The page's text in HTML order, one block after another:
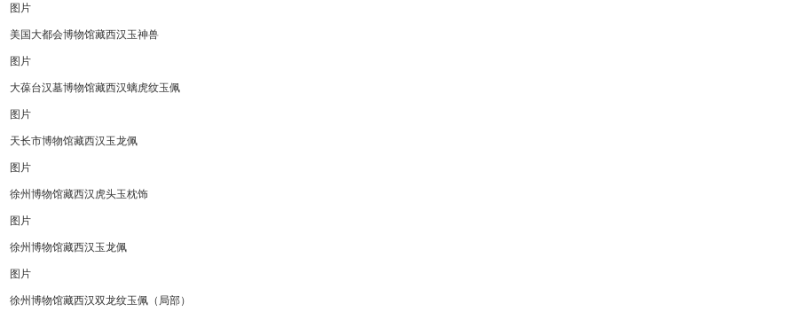
图片
美国大都会博物馆藏西汉玉神兽
图片
大葆台汉墓博物馆藏西汉螭虎纹玉佩
图片
天长市博物馆藏西汉玉龙佩
图片
徐州博物馆藏西汉虎头玉枕饰
图片
徐州博物馆藏西汉玉龙佩
图片
徐州博物馆藏西汉双龙纹玉佩（局部）